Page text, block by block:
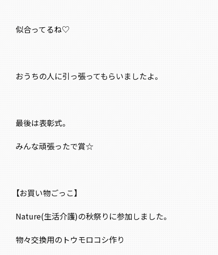
似合ってるね♡
おうちの人に引っ張ってもらいましたよ。
最後は表彰式。
みんな頑張ったで賞☆
【お買い物ごっこ】
Nature(生活介護)の秋祭りに参加しました。
物々交換用のトウモロコシ作り